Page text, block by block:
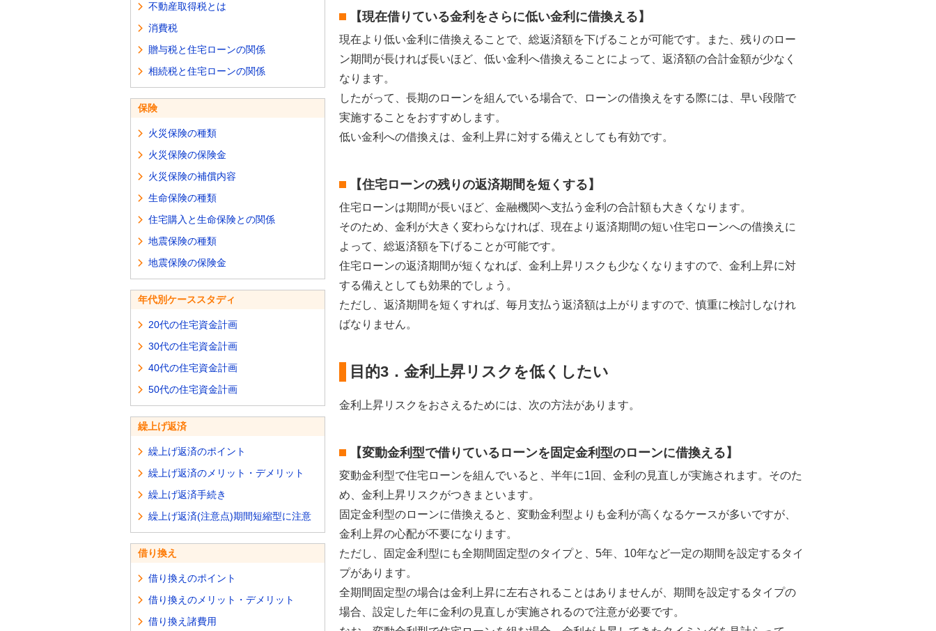
【現在借りている金利をさらに低い金利に借換える】
現在より低い金利に借換えることで、総返済額を下げることが可能です。また、残りのロー
ン期間が長ければ長いほど、低い金利へ借換えることによって、返済額の合計金額が少なく
なります。
したがって、長期のローンを組んでいる場合で、ローンの借換えをする際には、早い段階で
実施することをおすすめします。
低い金利への借換えは、金利上昇に対する備えとしても有効です。
【住宅ローンの残りの返済期間を短くする】
住宅ローンは期間が長いほど、金融機関へ支払う金利の合計額も大きくなります。
そのため、金利が大きく変わらなければ、現在より返済期間の短い住宅ローンへの借換えに
よって、総返済額を下げることが可能です。
住宅ローンの返済期間が短くなれば、金利上昇リスクも少なくなりますので、金利上昇に対
する備えとしても効果的でしょう。
ただし、返済期間を短くすれば、毎月支払う返済額は上がりますので、慎重に検討しなけれ
ばなりません。
目的3．金利上昇リスクを低くしたい
金利上昇リスクをおさえるためには、次の方法があります。
【変動金利型で借りているローンを固定金利型のローンに借換える】
変動金利型で住宅ローンを組んでいると、半年に1回、金利の見直しが実施されます。そのた
め、金利上昇リスクがつきまといます。
固定金利型のローンに借換えると、変動金利型よりも金利が高くなるケースが多いですが、
金利上昇の心配が不要になります。
ただし、固定金利型にも全期間固定型のタイプと、5年、10年など一定の期間を設定するタイ
プがあります。
全期間固定型の場合は金利上昇に左右されることはありませんが、期間を設定するタイプの
場合、設定した年に金利の見直しが実施されるので注意が必要です。
不動産取得税とは
消費税
贈与税と住宅ローンの関係
相続税と住宅ローンの関係
保険
火災保険の種類
火災保険の保険金
火災保険の補償内容
生命保険の種類
住宅購入と生命保険との関係
地震保険の種類
地震保険の保険金
年代別ケーススタディ
20代の住宅資金計画
30代の住宅資金計画
40代の住宅資金計画
50代の住宅資金計画
繰上げ返済
繰上げ返済のポイント
繰上げ返済のメリット・デメリット
繰上げ返済手続き
繰上げ返済(注意点)期間短縮型に注意
借り換え
借り換えのポイント
借り換えのメリット・デメリット
借り換え諸費用